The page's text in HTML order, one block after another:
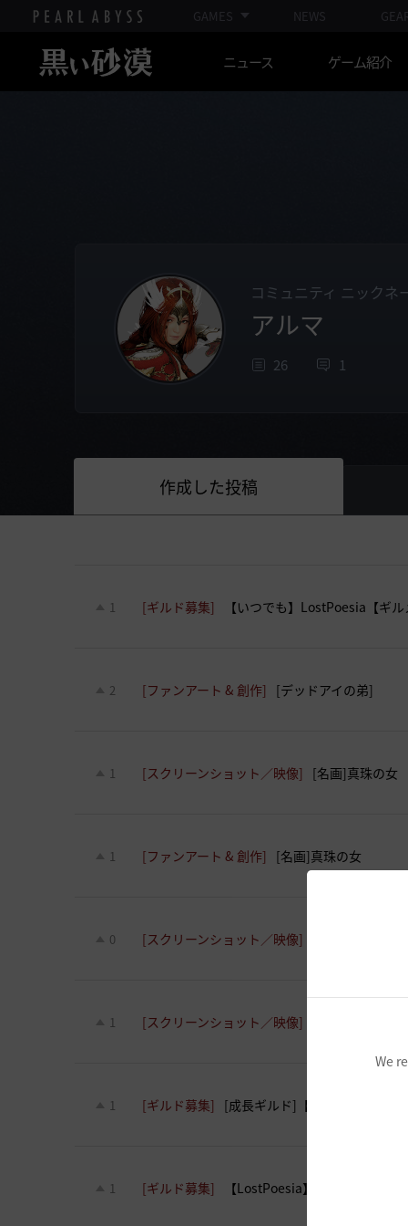
GAMES NEWS
We
ニュース ゲーム紹介
コミュニティ ニックネ
アルマ
26 1
作成した投稿
[ギルド募集] 【いつでも】LostPoesia【ギ
1
[ファンアート & 創作] [デッドアイの弟]
2
[スクリーンショット／映像] [名画]真珠の女
1
[ファンアート & 創作] [名画]真珠の女
1
[スクリーンショット／映像]
0
[スクリーンショット／映像]
1
[ギルド募集] [成長ギルド]【LostPoesia】ギ
1
[ギルド募集] 【LostPoesia】ギルメン募集
1